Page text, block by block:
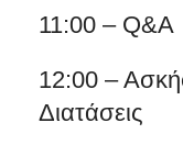
11:00 – Q&A
12:00 –
Διατάσεις